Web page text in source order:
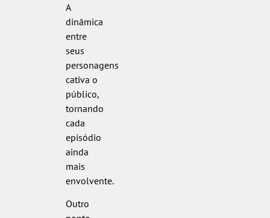
A
dinâmica
entre
seus
personagens
cativa o
público,
tornando
cada
episódio
ainda
mais
envolvente.
Outro